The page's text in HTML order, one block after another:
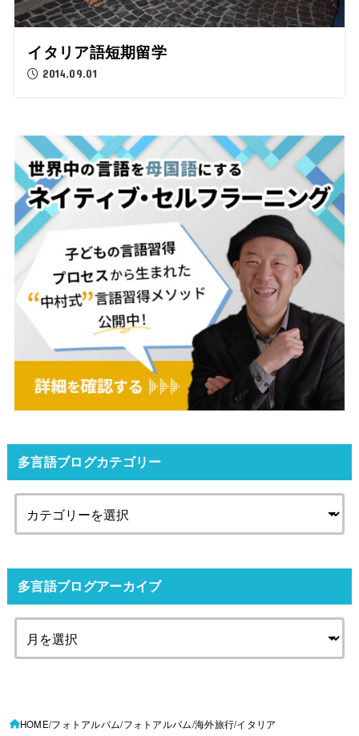
イタリア語短期留学
2014.09.01
多言語ブログカテゴリー
多言語ブログアーカイブ
HOME フォトアルバム フォトアルバム 海外旅行 イタリア